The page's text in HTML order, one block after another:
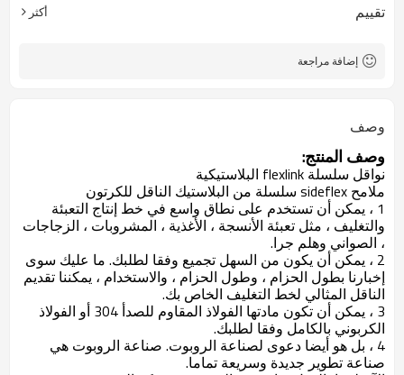
تقييم أكثر
إضافة مراجعة
وصف
وصف المنتج:
نواقل سلسلة flexlink البلاستيكية
ملامح sideflex سلسلة من البلاستيك الناقل للكرتون
1 ، يمكن أن تستخدم على نطاق واسع في خط إنتاج التعبئة
والتغليف ، مثل تعبئة الأنسجة ، الأغذية ، المشروبات ، الزجاجات
، الصواني وهلم جرا.
2 ، يمكن أن يكون من السهل تجميع وفقا لطلبك. ما عليك سوى
إخبارنا بطول الحزام ، وطول الحزام ، والاستخدام ، يمكننا تقديم
الناقل المثالي لخط التغليف الخاص بك.
3 ، يمكن أن تكون مادتها الفولاذ المقاوم للصدأ 304 أو الفولاذ
الكربوني بالكامل وفقا لطلبك.
4 ، بل هو أيضا دعوى لصناعة الروبوت. صناعة الروبوت هي
صناعة تطوير جديدة وسريعة تماما.